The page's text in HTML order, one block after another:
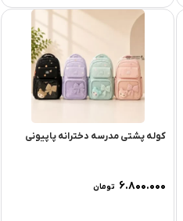
کوله پشتی مدرسه دخترانه پاپیونی
۶.۸۰۰.۰۰۰ تومان